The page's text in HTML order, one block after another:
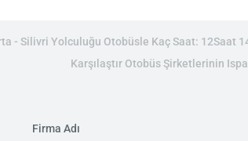
- Silivri Yolculuğu Otobüsle Kaç Saat: 12Saat
Karşılaştır Otobüs Şirketlerinin
Firma Adı